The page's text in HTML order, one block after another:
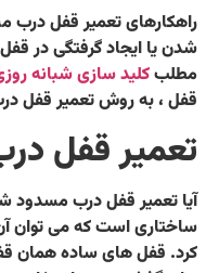
راهکارهای تعمیر قفل
شدن یا ایجاد گرفتگی در
مطلبکلید سازی شبانه
قفل ، به روش تعمیر قفل
تعمیر قفل
آیا تعمیر قفل درب مسدود
ساختاری است که می توان
کرد. قفل های ساده همان